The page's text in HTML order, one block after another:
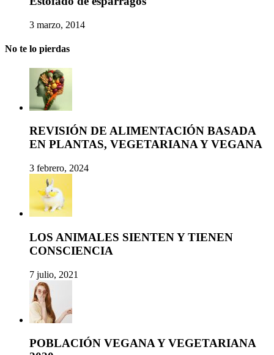
3 marzo, 2014
No te lo pierdas
REVISIÓN DE ALIMENTACIÓN BASADA
EN PLANTAS, VEGETARIANA Y VEGANA
3 febrero, 2024
LOS ANIMALES SIENTEN Y TIENEN
CONSCIENCIA
7 julio, 2021
POBLACIÓN VEGANA Y VEGETARIANA